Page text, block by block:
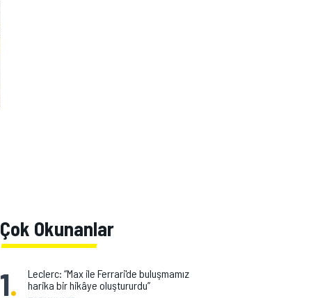
Çok Okunanlar
1.
Leclerc: “Max ile Ferrari'de buluşmamız
harika bir hikâye oluştururdu”